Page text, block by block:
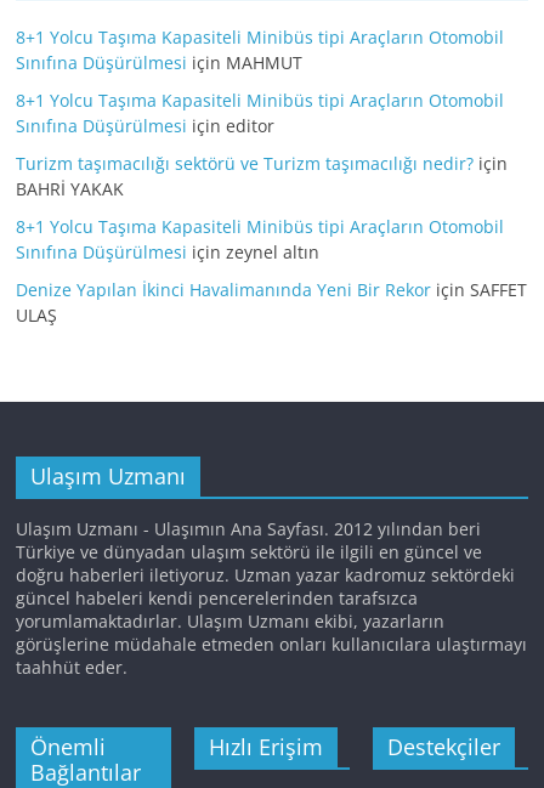
8+1 Yolcu Taşıma Kapasiteli Minibüs tipi Araçların Otomobil
Sınıfına Düşürülmesi için MAHMUT
8+1 Yolcu Taşıma Kapasiteli Minibüs tipi Araçların Otomobil
Sınıfına Düşürülmesi içineditor
Turizm taşımacılığı sektörü ve Turizm taşımacılığı nedir? için
BAHRİ YAKAK
8+1 Yolcu Taşıma Kapasiteli Minibüs tipi Araçların Otomobil
Sınıfına Düşürülmesi içinzeynel altın
Denize Yapılan İkinci Havalimanında Yeni Bir Rekor içinSAFFET
ULAŞ
Ulaşım Uzmanı
Ulaşım Uzmanı - Ulaşımın Ana Sayfası. 2012 yılından beri
Türkiye ve dünyadan ulaşım sektörü ile ilgili en güncel ve
doğru haberleri iletiyoruz. Uzman yazar kadromuz sektördeki
güncel habeleri kendi pencerelerinden tarafsızca
yorumlamaktadırlar. Ulaşım Uzmanı ekibi, yazarların
görüşlerine müdahale etmeden onları kullanıcılara ulaştırmayı
taahhüt eder.
Önemli
Bağlantılar
Hızlı Erişim Destekçiler